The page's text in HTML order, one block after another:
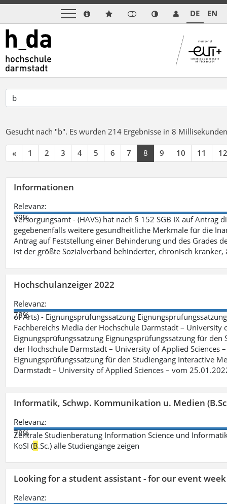
DE EN
Gesucht nach "b". Es wurden 214 Ergebnisse in 8
« 1 2 3 4 5 6 7 8 9 10 11 12
Informationen
Relevanz:
79%
Versorgungsamt - (HAVS) hat nach § 152 SGB IX auf
gegebenenfalls weitere gesundheitliche Merkmale für die
Antrag auf Feststellung einer Behinderung und des Grades
ist der größte Sozialverband behinderter, chronisch kranker,
Hochschulanzeiger 2022
Relevanz:
78%
of Arts) - Eignungsprüfungssatzung
Fachbereichs Media der Hochschule Darmstadt –
Eignungsprüfungssatzung Eignungsprüfungssatzung für den
der Hochschule Darmstadt – University of Applied Sciences
Eignungsprüfungssatzung für den Studiengang Interactive
Darmstadt – University of Applied Sciences – vom
Informatik, Schwp. Kommunikation u. Medien
Relevanz:
78%
Zentrale Studienberatung Information Science und
KoSI (B.Sc.) alle Studiengänge zeigen
Looking for a student assistant - for our event week
Relevanz: